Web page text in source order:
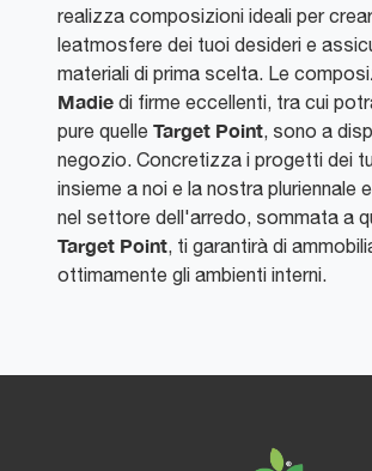
realizza composizioni ideali per
leatmosfere dei tuoi desideri e
materiali di prima scelta. Le
Madie di firme eccellenti, tra cui
pure quelle Target Point, sono a
negozio. Concretizza i progetti dei
insieme a noi e la nostra pluriennale
nel settore dell'arredo, sommata a
Target Point, ti garantirà di
ottimamente gli ambienti interni.